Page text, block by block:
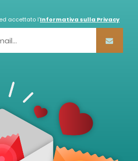
accettato l'Informativa sulla Privacy